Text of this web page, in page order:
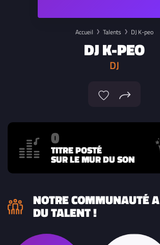
Accueil Talents DJ K-peo
DJ K-PEO
DJ
0
TITRE POSTÉ
SUR LE MUR DU SON
NOTRE COMMUNAUTÉ A
DU TALENT !